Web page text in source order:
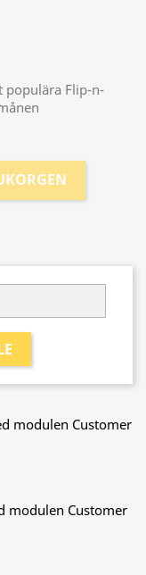
populära Flip-n-
modulen Customer
modulen Customer